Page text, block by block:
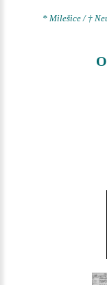
* Milešice / †